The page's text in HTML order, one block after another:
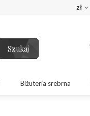
zł
Szukaj
Biżuteria srebrna